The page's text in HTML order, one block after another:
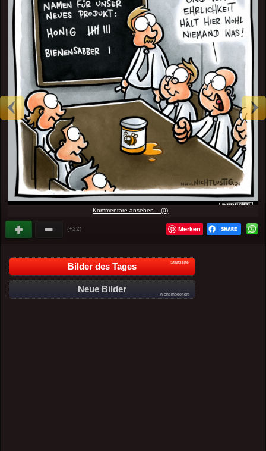
Kommentare ansehen... (0)
(+22) Merken
Bilder des Tages Startseite
Neue Bilder
nicht moderiert